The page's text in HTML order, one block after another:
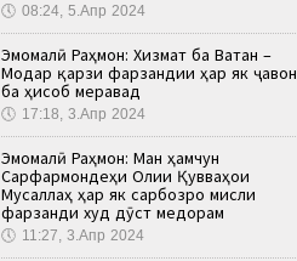
🕔 08:24, 5.Апр 2024
Эмомалӣ Раҳмон: Хизмат ба Ватан –
Модар қарзи фарзандии ҳар як ҷавон
ба ҳисоб меравад
🕔 17:18, 3.Апр 2024
Эмомалӣ Раҳмон: Ман ҳамчун
Сарфармондеҳи Олии Қувваҳои
Мусаллаҳ ҳар як сарбозро мисли
фарзанди худ дӯст медорам
🕔 11:27, 3.Апр 2024